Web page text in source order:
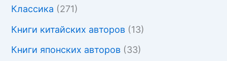
Классика (271)
Книги китайских авторов (13)
Книги японских авторов (33)